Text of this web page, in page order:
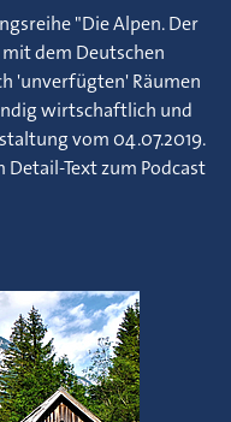
"Die Alpen. Der
dem Deutschen
'unverfügten' Räumen
wirtschaftlich und
vom 04.07.2019.
Detail-Text zum Podcast